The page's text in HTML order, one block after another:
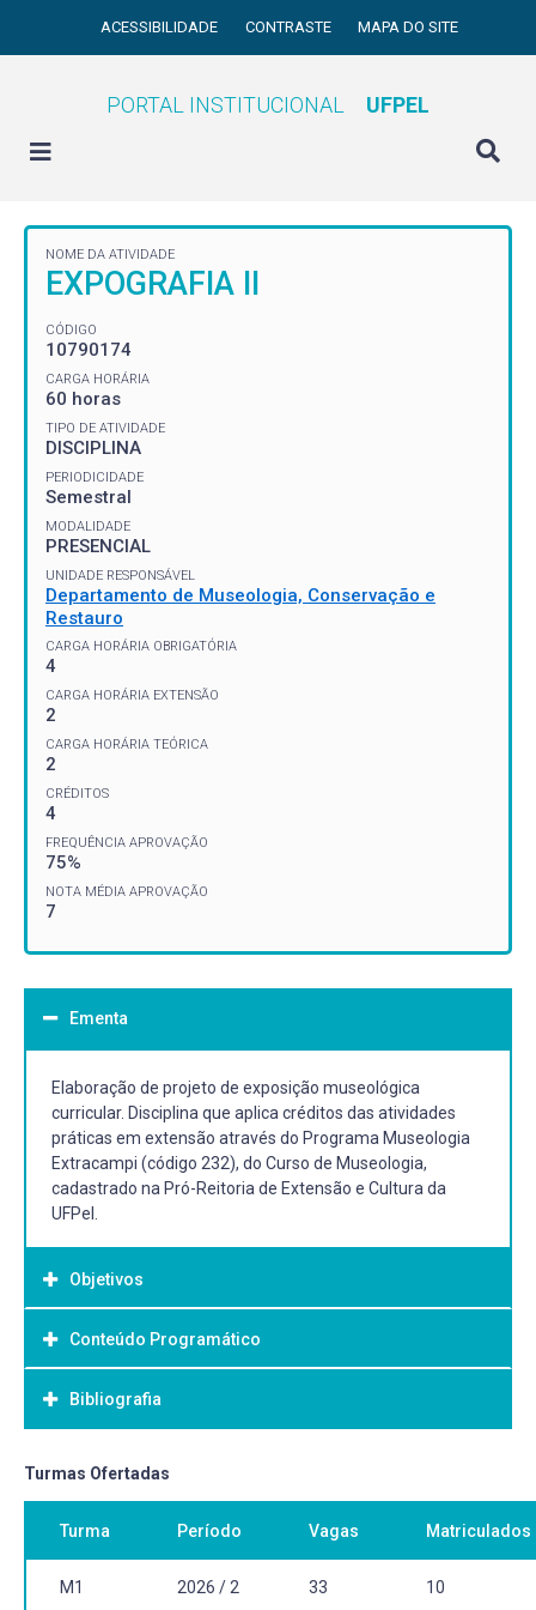
ACESSIBILIDADE CONTRASTE MAPA DO SITE
PORTAL INSTITUCIONAL UFPEL
NOME DA ATIVIDADE
EXPOGRAFIA II
CÓDIGO
10790174
CARGA HORÁRIA
60 horas
TIPO DE ATIVIDADE
DISCIPLINA
PERIODICIDADE
Semestral
MODALIDADE
PRESENCIAL
UNIDADE RESPONSÁVEL
Departamento de Museologia, Conservação e
Restauro
CARGA HORÁRIA OBRIGATÓRIA
4
CARGA HORÁRIA EXTENSÃO
2
CARGA HORÁRIA TEÓRICA
2
CRÉDITOS
4
FREQUÊNCIA APROVAÇÃO
75%
NOTA MÉDIA APROVAÇÃO
7
Ementa
Elaboração de projeto de exposição museológica
curricular. Disciplina que aplica créditos das atividades
práticas em extensão através do Programa Museologia
Extracampi (código 232), do Curso de Museologia,
cadastrado na Pró-Reitoria de Extensão e Cultura da
UFPel.
Objetivos
Objetivo Geral:
Orientar os debates, a organização e a elaboração de
projeto de exposição curricular, a ser implementado em
Conteúdo Programático
Bibliografia
Bibliografia Básica:
Horizonte: Secretaria de Estado da Cultura;
Superintendência de Museus. Ministério da Cultura;
Instituto do Patrimônio Histórico e Artístico Nacional;
Turmas Ofertadas
Turma Período Vagas Matriculados
M1 2026 / 2 33 10